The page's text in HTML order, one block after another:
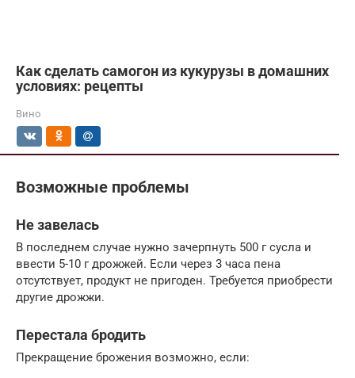
Как сделать самогон из кукурузы в домашних
условиях: рецепты
Вино
Возможные проблемы
Не завелась
В последнем случае нужно зачерпнуть 500 г сусла и
ввести 5-10 г дрожжей. Если через 3 часа пена
отсутствует, продукт не пригоден. Требуется приобрести
другие дрожжи.
Перестала бродить
Прекращение брожения возможно, если: